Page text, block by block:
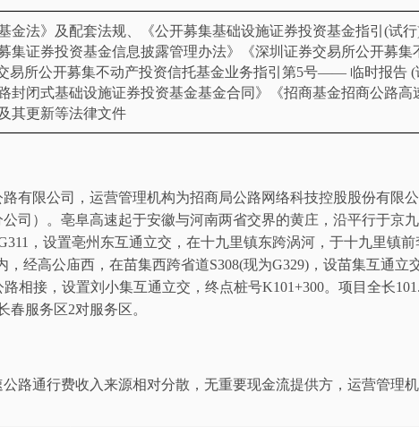
金法》及配套法规、《公开募集基础设施证券投资基金指引(试行
集证券投资基金信息披露管理办法》 《深圳证券交易所公开募集
易所公开募集不动产投资信托基金业务指引第5号—— 临时报告(
封闭式基础设施证券投资基金基金合同》《招商基金招商公路
及其更新等法律文件
有限公司，运营管理机构为招商局公路网络科技控股股份有限
司）。亳阜高速起于安徽与河南两省交界的黄庄，沿平行于京
，设置亳州东互通立交，在十九里镇东跨涡河，于十九里镇
，经高公庙西，在苗集西跨省道S308(现为G329) ，设苗集互通立
相接，设置刘小集互通立交，终点桩号K101+300。项目全长
春服务区2对服务区。
路通行费收入来源相对分散，无重要现金流提供方， 运营管理